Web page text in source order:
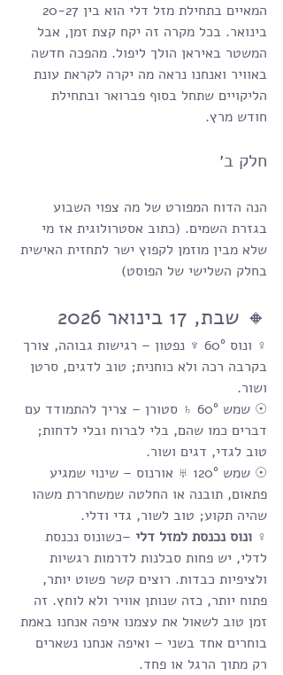
בינואר. בכל מקרה זה יקח קצת זמן, אבל
המשטר באיראן הולך ליפול. מהפכה חדשה
באוויר ואנחנו נראה מה יקרה לקראת עונת
הליקויים שתחל בסוף פברואר ובתחילת
חודש מרץ.
חלק ב׳
הנה הדוח המפורט של מה צפוי השבוע
בגזרת השמים. (כתוב אסטרולוגית אז מי
שלא מבין מוזמן לקפוץ ישר לתחזית האישית
בחלק השלישי של הפוסט)
🔸 שבת, 17 בינואר 2026
♀ ונוס 60° ♆ נפטון – רגישות גבוהה, צורך
בקרבה רכה ולא כוחנית; טוב לדגים, סרטן
ושור.
☉ שמש 60° ♄ סטורן – צריך להתמודד עם
דברים כמו שהם, בלי לברוח ובלי לדחות;
טוב לגדי, דגים ושור.
☉ שמש 120° ♅ אורנוס – שינוי שמגיע
פתאום, תובנה או החלטה שמשחררת משהו
שהיה תקוע; טוב לשור, גדי ודלי.
♀ ונוס נכנסת למזל דלי –כשונוס נכנסת
לדלי, יש פחות סבלנות לדרמות רגשיות
ולציפיות כבדות. רוצים קשר פשוט יותר,
פתוח יותר, כזה שנותן אוויר ולא לוחץ. זה
זמן טוב לשאול את עצמנו איפה אנחנו באמת
בוחרים אחד בשני – ואיפה אנחנו נשארים
רק מתוך הרגל או פחד.